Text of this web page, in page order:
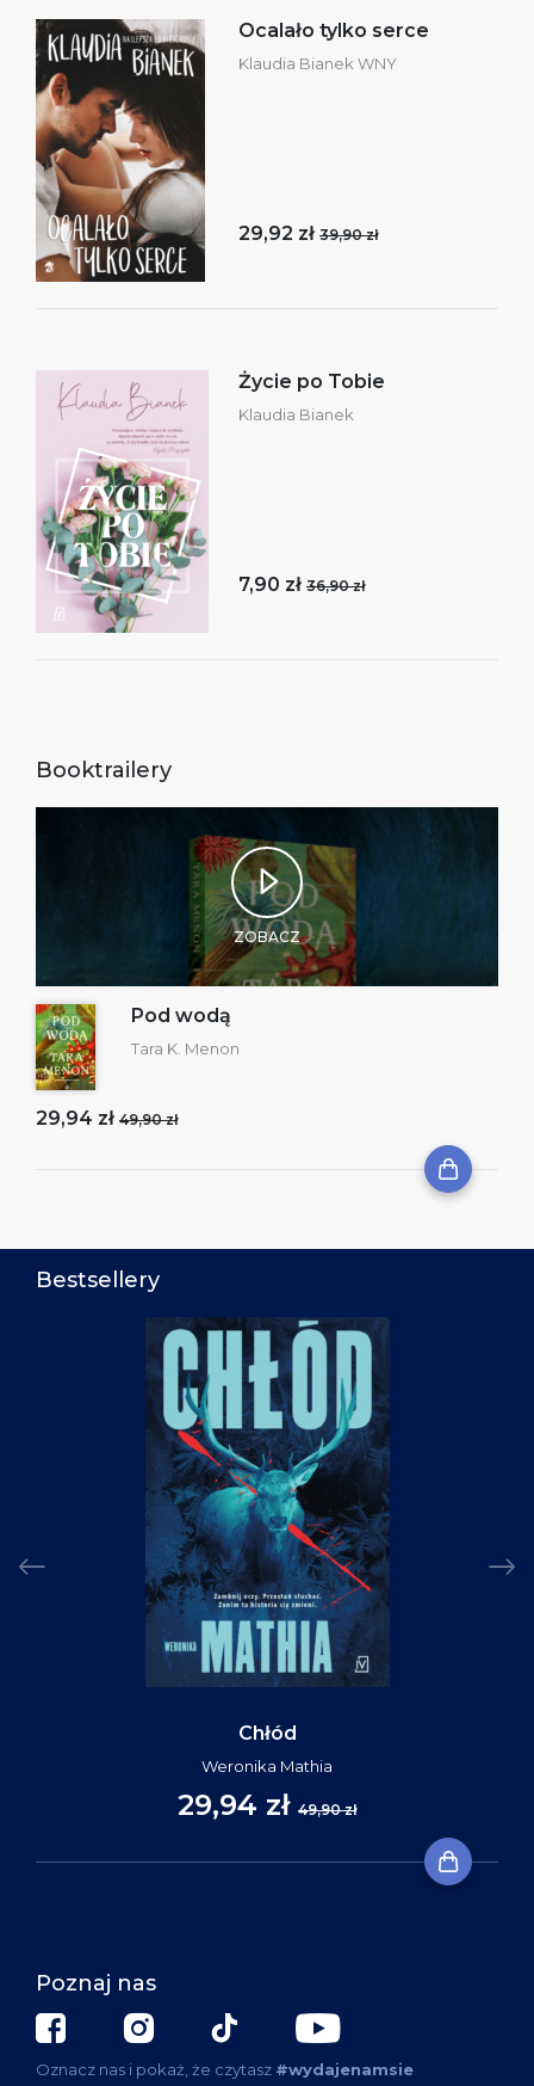
Ocalało tylko serce
Klaudia Bianek WNY
29,92 zł 39,90 zł
Życie po Tobie
Klaudia Bianek
7,90 zł 36,90 zł
Booktrailery
ZOBACZ
Pod wodą
Tara K. Menon
29,94 zł 49,90 zł
Bestsellery
Chłód
Weronika Mathia
29,94 zł 49,90 zł
Poznaj nas
Oznacz nas i pokaż, że czytasz #wydajenamsie